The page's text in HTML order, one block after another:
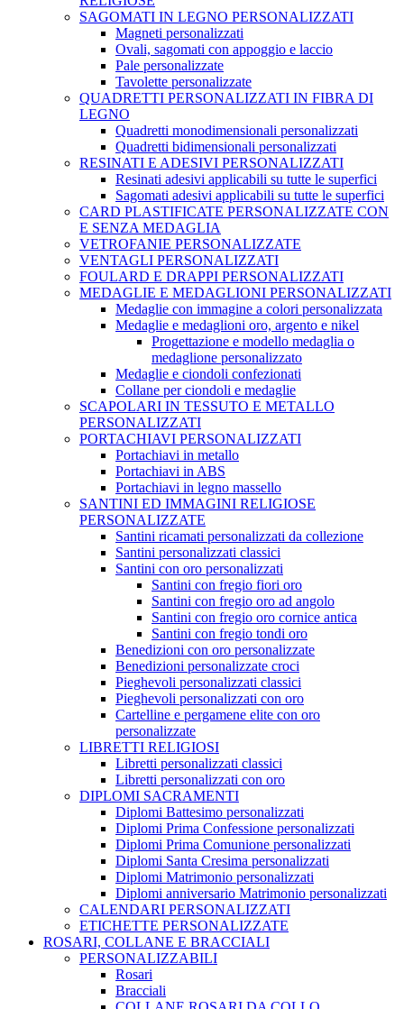
SAGOMATI IN LEGNO PERSONALIZZATI
Magneti personalizzati
Ovali, sagomati con appoggio e laccio
Pale personalizzate
Tavolette personalizzate
QUADRETTI PERSONALIZZATI IN FIBRA DI
LEGNO
Quadretti monodimensionali personalizzati
Quadretti bidimensionali personalizzati
RESINATI E ADESIVI PERSONALIZZATI
Resinati adesivi applicabili su tutte le superfici
Sagomati adesivi applicabili su tutte le superfici
CARD PLASTIFICATE PERSONALIZZATE CON
E SENZA MEDAGLIA
VETROFANIE PERSONALIZZATE
VENTAGLI PERSONALIZZATI
FOULARD E DRAPPI PERSONALIZZATI
MEDAGLIE E MEDAGLIONI PERSONALIZZATI
Medaglie con immagine a colori personalizzata
Medaglie e medaglioni oro, argento e nikel
Progettazione e modello medaglia o
medaglione personalizzato
Medaglie e ciondoli confezionati
Collane per ciondoli e medaglie
SCAPOLARI IN TESSUTO E METALLO
PERSONALIZZATI
PORTACHIAVI PERSONALIZZATI
Portachiavi in metallo
Portachiavi in ABS
Portachiavi in legno massello
SANTINI ED IMMAGINI RELIGIOSE
PERSONALIZZATE
Santini ricamati personalizzati da collezione
Santini personalizzati classici
Santini con oro personalizzati
Santini con fregio fiori oro
Santini con fregio oro ad angolo
Santini con fregio oro cornice antica
Santini con fregio tondi oro
Benedizioni con oro personalizzate
Benedizioni personalizzate croci
Pieghevoli personalizzati classici
Pieghevoli personalizzati con oro
Cartelline e pergamene elite con oro
personalizzate
LIBRETTI RELIGIOSI
Libretti personalizzati classici
Libretti personalizzati con oro
DIPLOMI SACRAMENTI
Diplomi Battesimo personalizzati
Diplomi Prima Confessione personalizzati
Diplomi Prima Comunione personalizzati
Diplomi Santa Cresima personalizzati
Diplomi Matrimonio personalizzati
Diplomi anniversario Matrimonio personalizzati
CALENDARI PERSONALIZZATI
ETICHETTE PERSONALIZZATE
ROSARI, COLLANE E BRACCIALI
PERSONALIZZABILI
Rosari
Bracciali